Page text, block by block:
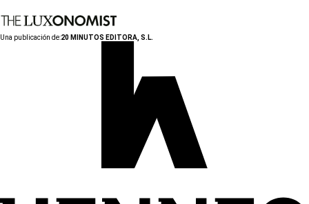
Una publicación de:20 MINUTOS EDITORA, S.L.